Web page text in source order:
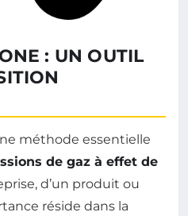
: UN OUTIL
méthode essentielle
de gaz à effet de
d’un produit ou
réside dans la